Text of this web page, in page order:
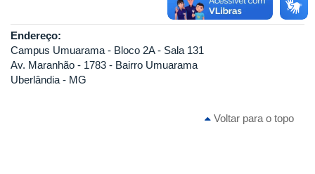
Endereço:
Campus Umuarama - Bloco 2A - Sala 131
Av. Maranhão - 1783 - Bairro Umuarama
Uberlândia - MG
Voltar para o topo